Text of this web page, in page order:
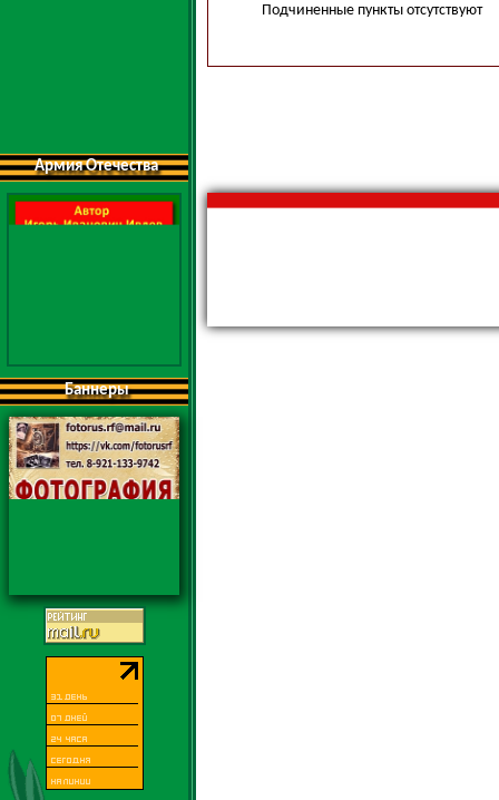
Армия Отечества
Баннеры
Подчиненные пункты отсутствуют